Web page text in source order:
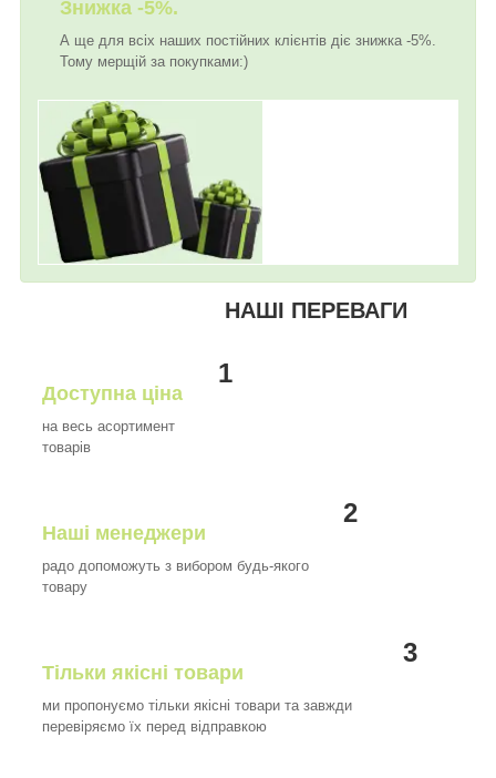
Знижка -5%.
А ще для всіх наших постійних клієнтів діє знижка -5%.
Тому мерщій за покупками:)
НАШІ ПЕРЕВАГИ
1
Доступна ціна
на весь асортимент
товарів
2
Наші менеджери
радо допоможуть з вибором будь-якого
товару
3
Тільки якісні товари
ми пропонуємо тільки якісні товари та завжди
перевіряємо їх перед відправкою